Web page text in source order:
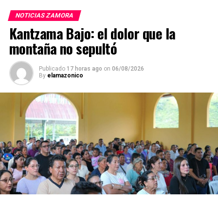
NOTICIAS ZAMORA
Kantzama Bajo: el dolor que la
montaña no sepultó
Publicado 17 horas ago on 06/08/2026
By elamazonico